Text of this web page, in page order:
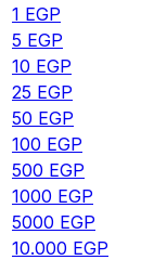
1 EGP
5 EGP
10 EGP
25 EGP
50 EGP
100 EGP
500 EGP
1000 EGP
5000 EGP
10.000 EGP